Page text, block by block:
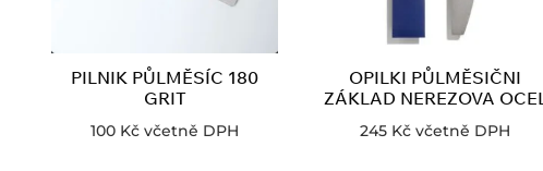
PILNIK PŮLMĚSÍC 180
GRIT
100 Kč včetně DPH
OPILKI PŮLMĚSIČNI
ZÁKLAD NEREZOVA OCEL
245 Kč včetně DPH